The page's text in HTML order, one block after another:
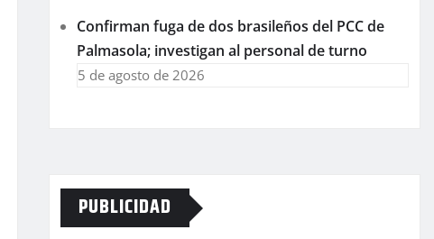
Confirman fuga de dos brasileños del PCC de
Palmasola; investigan al personal de turno
5 de agosto de 2026
PUBLICIDAD